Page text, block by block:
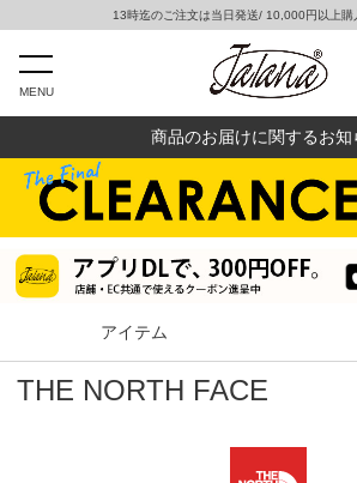
13時迄のご注文は当日発送/ 10,000円以上購
MENU
商品のお届けに関するお知
アイテム
THE NORTH FACE